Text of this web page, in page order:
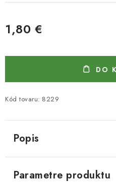
1,80 €
DO
Kód tovaru: 8229
Popis
Parametre produktu